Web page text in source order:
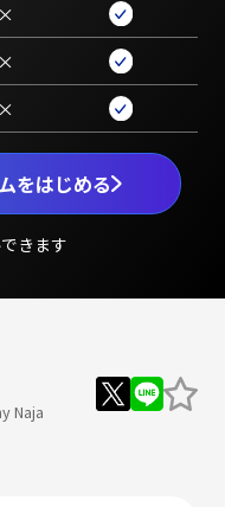
をはじめる
きます
×
×
×
Naja